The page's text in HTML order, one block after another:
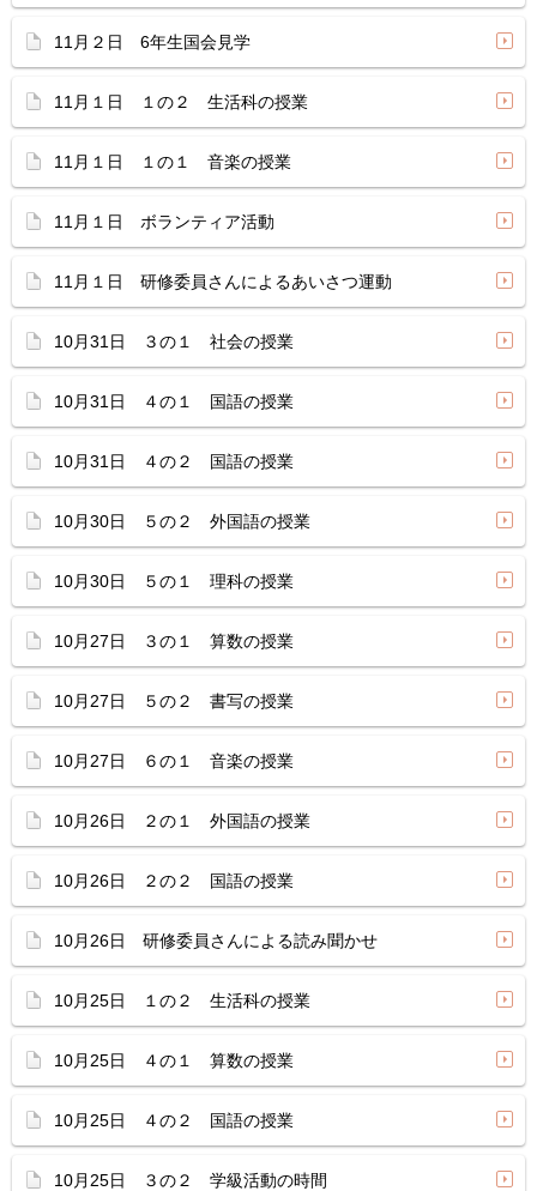
11月２日 6年生国会見学
11月１日 １の２ 生活科の授業
11月１日 １の１ 音楽の授業
11月１日 ボランティア活動
11月１日 研修委員さんによるあいさつ運動
10月31日 ３の１ 社会の授業
10月31日 ４の１ 国語の授業
10月31日 ４の２ 国語の授業
10月30日 ５の２ 外国語の授業
10月30日 ５の１ 理科の授業
10月27日 ３の１ 算数の授業
10月27日 ５の２ 書写の授業
10月27日 ６の１ 音楽の授業
10月26日 ２の１ 外国語の授業
10月26日 ２の２ 国語の授業
10月26日 研修委員さんによる読み聞かせ
10月25日 １の２ 生活科の授業
10月25日 ４の１ 算数の授業
10月25日 ４の２ 国語の授業
10月25日 ３の２ 学級活動の時間